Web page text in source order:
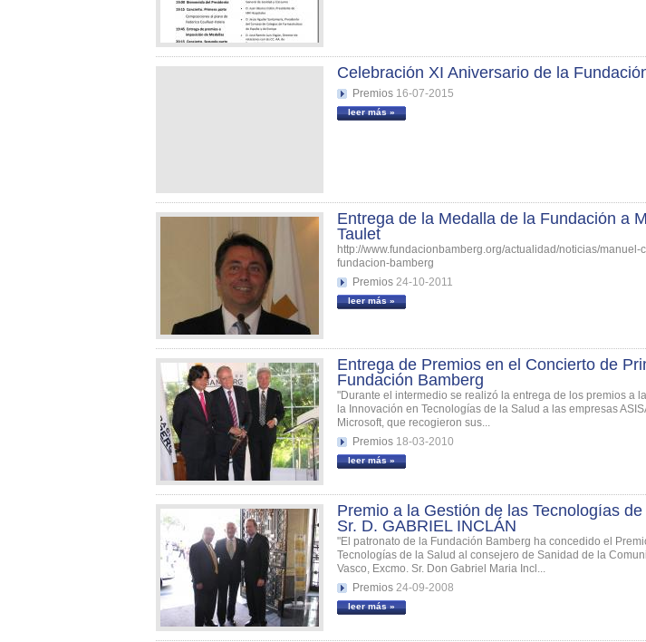
Celebración XI Aniversario de la
Premios 16-07-2015
leer más »
Entrega de la Medalla de la Fundación a
Taulet
http://www.fundacionbamberg.org/actualidad/noticias/
fundacion-bamberg
Premios 24-10-2011
leer más »
Entrega de Premios en el Concierto de
Fundación Bamberg
"Durante el intermedio se realizó la entrega de los premios a
la Innovación en Tecnologías de la Salud a las empresas
Microsoft, que recogieron sus...
Premios 18-03-2010
leer más »
Premio a la Gestión de las Tecnologías
Sr. D. GABRIEL INCLÁN
"El patronato de la Fundación Bamberg ha concedido el
Tecnologías de la Salud al consejero de Sanidad de la
Vasco, Excmo. Sr. Don Gabriel Maria Incl...
Premios 24-09-2008
leer más »